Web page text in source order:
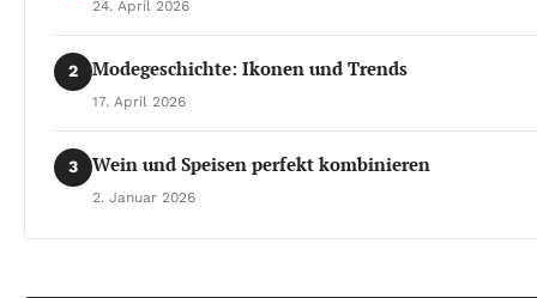
24. April 2026
2 Modegeschichte: Ikonen und Trends
17. April 2026
3 Wein und Speisen perfekt kombinieren
2. Januar 2026